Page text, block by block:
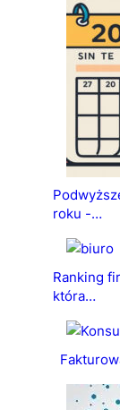
roku -…
Ranking
która…